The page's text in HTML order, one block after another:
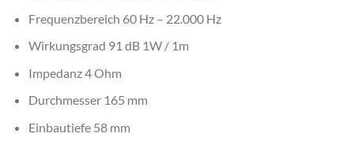
Frequenzbereich 60 Hz – 22.000 Hz
Wirkungsgrad 91 dB 1W / 1m
Impedanz 4 Ohm
Durchmesser 165 mm
Einbautiefe 58 mm